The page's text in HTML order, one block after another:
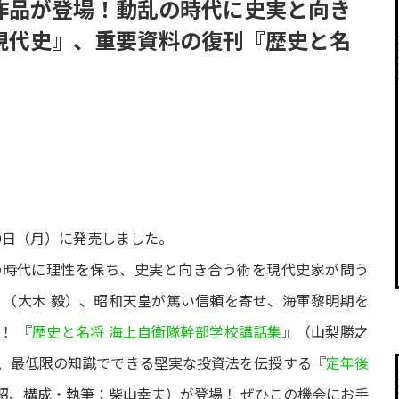
が登場！動乱の時代に史実と向き
史』、重要資料の復刊『歴史と名
（月）に発売しました。
代に理性を保ち、史実と向き合う術を現代史家が問う
大木 毅）、昭和天皇が篤い信頼を寄せ、海軍黎明期を
『歴史と名将 海上自衛隊幹部学校講話集 』（山梨勝之
低限の知識でできる堅実な投資法を伝授する『定年後
、構成・執筆：柴山幸夫）が登場！ ぜひこの機会にお手